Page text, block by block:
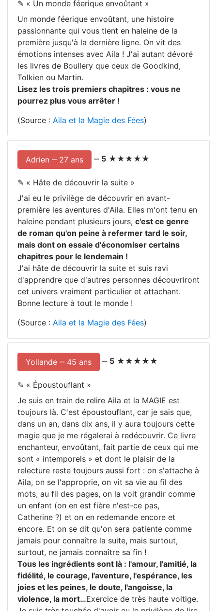
✎ « Un monde féerique envoûtant »
Un monde féerique envoûtant, une histoire
passionnante qui vous tient en haleine de la
première jusqu'à la dernière ligne. On vit des
émotions intenses avec Aila ! J'ai autant dévoré
les livres de Boullery que ceux de Goodkind,
Tolkien ou Martin.
Lisez les trois premiers chapitres : vous ne
pourrez plus vous arrêter !
(Source : Aila et la Magie des Fées)
Adrien ‒ 27 ans ‒ 5 ★★★★★
✎ « Hâte de découvrir la suite »
J'ai eu le privilège de découvrir en avant-
première les aventures d'Aila. Elles m'ont tenu en
haleine pendant plusieurs jours, c'est ce genre
de roman qu'on peine à refermer tard le soir,
mais dont on essaie d'économiser certains
chapitres pour le lendemain !
J'ai hâte de découvrir la suite et suis ravi
d'apprendre que d'autres personnes découvriront
cet univers vraiment particulier et attachant.
Bonne lecture à tout le monde !
(Source : Aila et la Magie des Fées)
Yollande ‒ 45 ans ‒ 5 ★★★★★
✎ « Époustouflant »
Je suis en train de relire Aila et la MAGIE est
toujours là. C'est époustouflant, car je sais que,
dans un an, dans dix ans, il y aura toujours cette
magie que je me régalerai à redécouvrir. Ce livre
enchanteur, envoûtant, fait partie de ceux qui me
sont « intemporels » et dont le plaisir de la
relecture reste toujours aussi fort : on s'attache à
Aila, on se l'approprie, on vit sa vie au fil des
mots, au fil des pages, on la voit grandir comme
un enfant (on en est fière n'est-ce pas,
Catherine ?) et on en redemande encore et
encore. Et on se dit qu'on sera patiente comme
jamais pour connaître la suite, mais surtout,
surtout, ne jamais connaître sa fin !
Tous les ingrédients sont là : l'amour, l'amitié, la
fidélité, le courage, l'aventure, l'espérance, les
joies et les peines, le doute, l'angoisse, la
violence, la mort…Exercice de très haute voltige.